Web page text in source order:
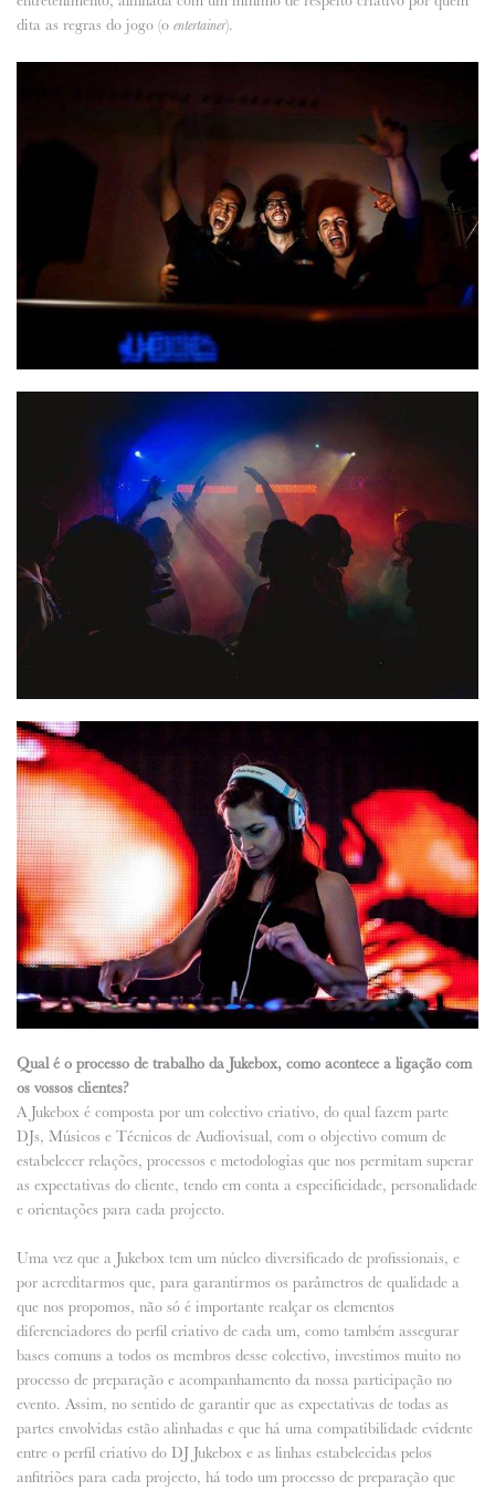
dita as regras do jogo (o entertainer).
Qual é o processo de trabalho da Jukebox, como acontece a ligação com
os vossos clientes?
A Jukebox é composta por um colectivo criativo, do qual fazem parte
DJs, Músicos e Técnicos de Audiovisual, com o objectivo comum de
estabelecer relações, processos e metodologias que nos permitam superar
as expectativas do cliente, tendo em conta a especificidade, personalidade
e orientações para cada projecto.
Uma vez que a Jukebox tem um núcleo diversificado de profissionais, e
por acreditarmos que, para garantirmos os parâmetros de qualidade a
que nos propomos, não só é importante realçar os elementos
diferenciadores do perfil criativo de cada um, como também assegurar
bases comuns a todos os membros desse colectivo, investimos muito no
processo de preparação e acompanhamento da nossa participação no
evento. Assim, no sentido de garantir que as expectativas de todas as
partes envolvidas estão alinhadas e que há uma compatibilidade evidente
entre o perfil criativo do DJ Jukebox e as linhas estabelecidas pelos
anfitriões para cada projecto, há todo um processo de preparação que